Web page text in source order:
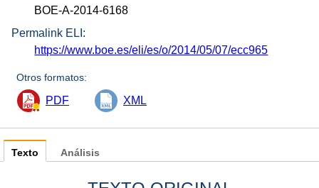
BOE-A-2014-6168
Permalink ELI:
https://www.boe.es/eli/es/o/2014/05/07/ecc965
Otros formatos:
PDF XML
Texto Análisis